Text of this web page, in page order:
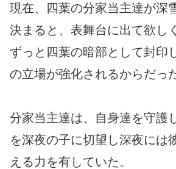
現在、四葉の分家当主達が深
決まると、表舞台に出て欲し
ずっと四葉の暗部として封印
の立場が強化されるからだっ
分家当主達は、自身達を守護
を深夜の子に切望し深夜には
える力を有していた。